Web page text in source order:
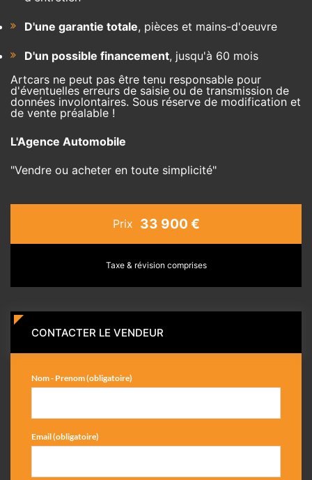
D'une garantie totale, pièces et mains-d'oeuvre
D'un possible financement, jusqu'à 60 mois
Artcars ne peut pas être tenu responsable pour
d'éventuelles erreurs de saisie ou de transmission de
données involontaires. Sous réserve de modification et
de vente préalable !
L'Agence Automobile
"Vendre ou acheter en toute simplicité"
Prix 33 900 €
Taxe & révision comprises
CONTACTER LE VENDEUR
Nom - Prenom (obligatoire)
Email (obligatoire)